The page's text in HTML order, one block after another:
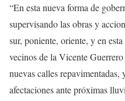
“En esta nueva forma de
supervisando las obras y
sur, poniente, oriente, y en
vecinos de la Vicente
nuevas calles
afectaciones ante próximas